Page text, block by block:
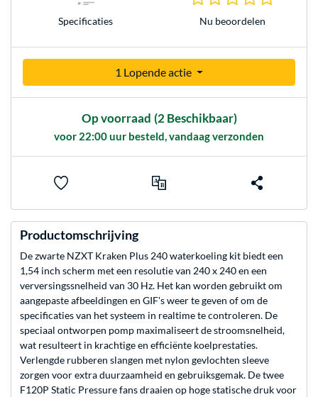
Specificaties Nu beoordelen
1 Lopende actie
Op voorraad (2 Beschikbaar)
voor 22:00 uur besteld, vandaag verzonden
Productomschrijving
De zwarte NZXT Kraken Plus 240 waterkoeling kit biedt een
1,54 inch scherm met een resolutie van 240 x 240 en een
verversingssnelheid van 30 Hz. Het kan worden gebruikt om
aangepaste afbeeldingen en GIF's weer te geven of om de
specificaties van het systeem in realtime te controleren. De
speciaal ontworpen pomp maximaliseert de stroomsnelheid,
wat resulteert in krachtige en efficiënte koelprestaties.
Verlengde rubberen slangen met nylon gevlochten sleeve
zorgen voor extra duurzaamheid en gebruiksgemak. De twee
F120P Static Pressure fans draaien op hoge statische druk voor